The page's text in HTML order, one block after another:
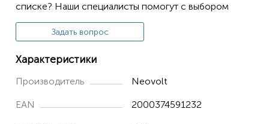
Altiset Vocal
Altset MS
Altset VOCAL M
Bilboa 570
COMFORT
списке? Наши специалисты помогут с выбором
Задать вопрос
Характеристики
Производитель Neovolt
EAN 2000374591232